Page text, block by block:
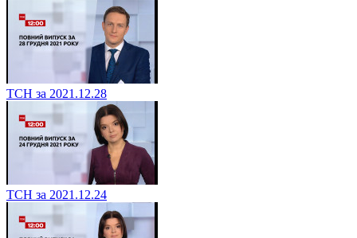
ТСН за 2021.12.28
ТСН за 2021.12.24